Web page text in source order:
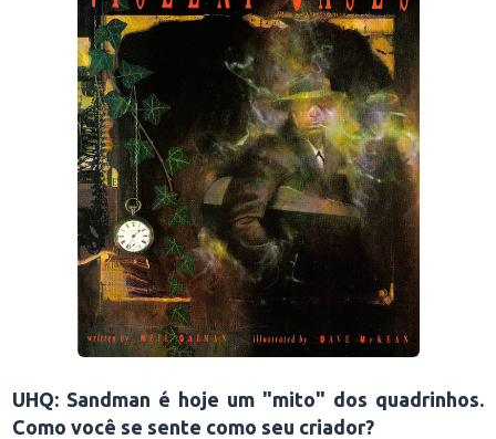
UHQ: Sandman é hoje um "mito" dos quadrinhos.
Como você se sente como seu criador?